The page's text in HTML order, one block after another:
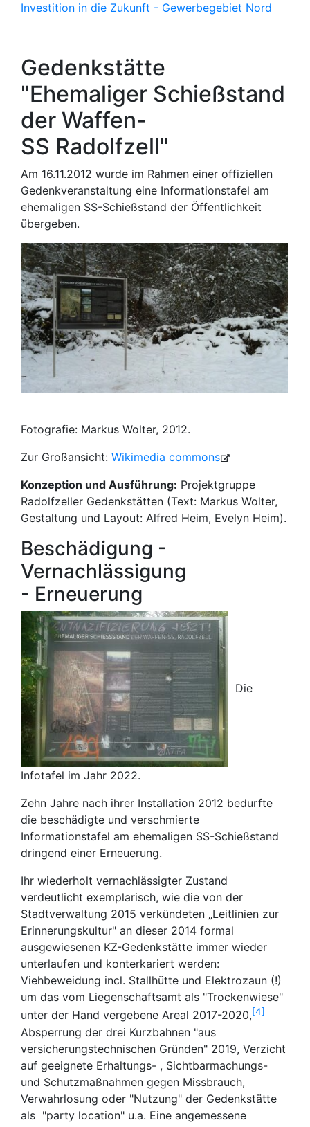
Investition in die Zukunft - Gewerbegebiet Nord
Gedenkstätte
"Ehemaliger Schießstand
der Waffen-
SS Radolfzell"
Am 16.11.2012 wurde im Rahmen einer offiziellen
Gedenkveranstaltung eine Informationstafel am
ehemaligen SS-Schießstand der Öffentlichkeit
übergeben.
Fotografie: Markus Wolter, 2012.
Zur Großansicht: Wikimedia commons
Konzeption und Ausführung: Projektgruppe
Radolfzeller Gedenkstätten (Text: Markus Wolter,
Gestaltung und Layout: Alfred Heim, Evelyn Heim).
Beschädigung -
Vernachlässigung
- Erneuerung
Die
Infotafel im Jahr 2022.
Zehn Jahre nach ihrer Installation 2012 bedurfte
die beschädigte und verschmierte
Informationstafel am ehemaligen SS-Schießstand
dringend einer Erneuerung.
Ihr wiederholt vernachlässigter Zustand
verdeutlicht exemplarisch, wie die von der
Stadtverwaltung 2015 verkündeten „Leitlinien zur
Erinnerungskultur" an dieser 2014 formal
ausgewiesenen KZ-Gedenkstätte immer wieder
unterlaufen und konterkariert werden:
Viehbeweidung incl. Stallhütte und Elektrozaun (!)
um das vom Liegenschaftsamt als "Trockenwiese"
unter der Hand vergebene Areal 2017-2020, 4
Absperrung der drei Kurzbahnen "aus
versicherungstechnischen Gründen" 2019, Verzicht
auf geeignete Erhaltungs- , Sichtbarmachungs-
und Schutzmaßnahmen gegen Missbrauch,
Verwahrlosung oder "Nutzung" der Gedenkstätte
als "party location" u.a. Eine angemessene